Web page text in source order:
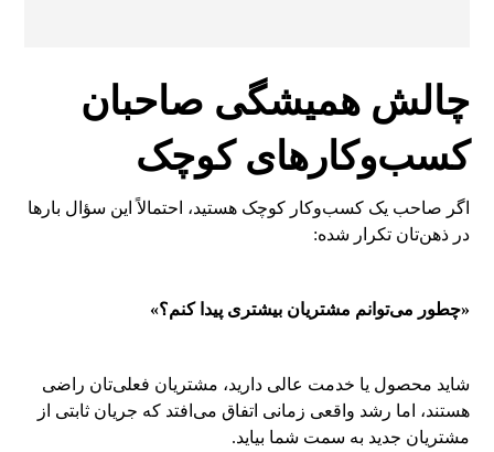
چالش همیشگی صاحبان
کسب‌وکارهای کوچک
اگر صاحب یک کسب‌وکار کوچک هستید، احتمالاً این سؤال بارها
در ذهن‌تان تکرار شده:
«چطور می‌توانم مشتریان بیشتری پیدا کنم؟»
شاید محصول یا خدمت عالی دارید، مشتریان فعلی‌تان راضی
هستند، اما رشد واقعی زمانی اتفاق می‌افتد که جریان ثابتی از
مشتریان جدید به سمت شما بیاید.